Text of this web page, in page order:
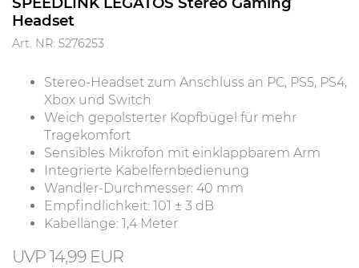
Headset
Art. NR: 5276253
Stereo-Headset zum Anschluss an PC, PS5, PS4,
Xbox und Switch
Weich gepolsterter Kopfbügel für mehr
Tragekomfort
Sensibles Mikrofon mit einklappbarem Arm
Integrierte Kabelfernbedienung
Wandler-Durchmesser: 40 mm
Empfindlichkeit: 101 ± 3 dB
Kabellänge: 1,4 Meter
14,99 EUR